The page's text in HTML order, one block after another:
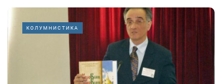
КОЛУМНИСТИКА